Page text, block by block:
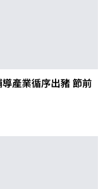
產業循序出豬 節前